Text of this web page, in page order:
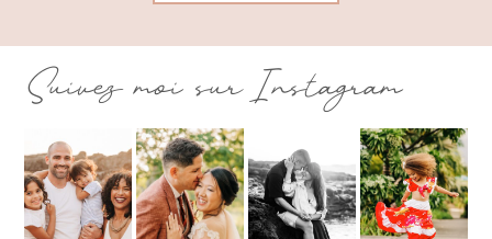
Suivez moi sur Instagram